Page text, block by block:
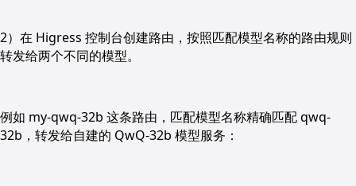
2）在 Higress 控制台创建路由，按照匹配模型名称的路由规则
转发给两个不同的模型。
例如 my-qwq-32b 这条路由，匹配模型名称精确匹配 qwq-
32b，转发给自建的 QwQ-32b 模型服务：